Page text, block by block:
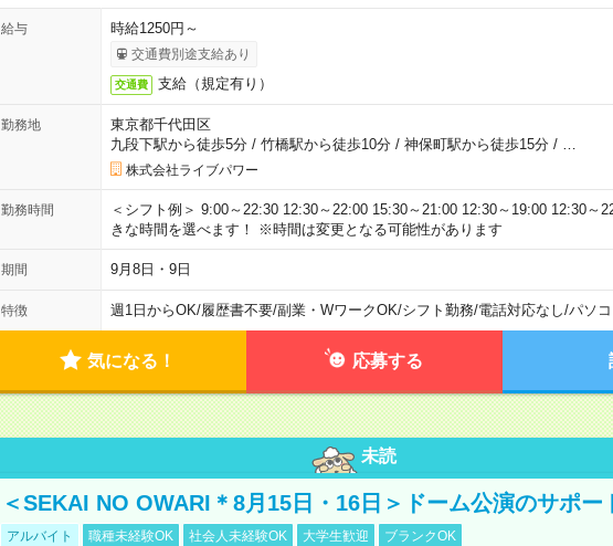
給与 時給1250円～
交通費別途支給あり
交通費 支給（規定有り）
勤務地
東京都千代田区
九段下駅から徒歩5分/ 竹橋駅から徒歩10分/ 神保町駅から徒歩15分/ …
株式会社ライブパワー
勤務時間
＜シフト例＞ 9:00～22:30 12:30～22:00 15:30～21:00 12:30～19:00 12:30～
きな時間を選べます！ ※時間は変更となる可能性があります
期間 9月8日・9日
特徴 週1日からOK/履歴書不要/副業・WワークOK/シフト勤務/電話対応なし/パソ
気になる！ 応募する
未読
＜SEKAI NO OWARI＊8月15日・16日＞ドーム公演のサポー
アルバイト 職種未経験OK 社会人未経験OK 大学生歓迎 ブランクOK